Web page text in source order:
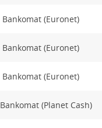
Bankomat (Euronet)
Bankomat (Euronet)
Bankomat (Euronet)
Bankomat (Planet Cash)